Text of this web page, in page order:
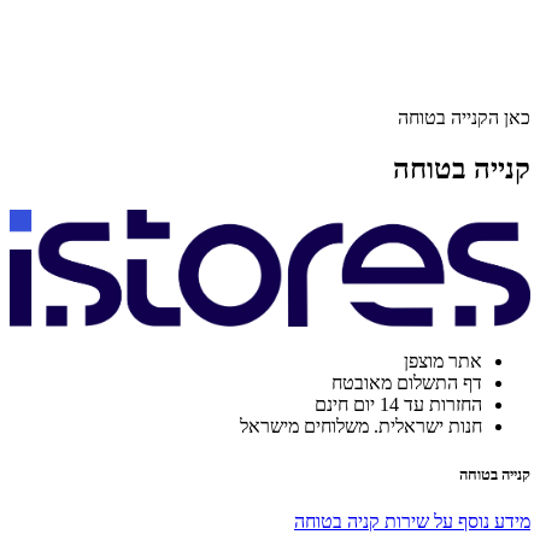
כאן הקנייה בטוחה
קנייה בטוחה
אתר מוצפן
דף התשלום מאובטח
החזרות עד 14 יום חינם
חנות ישראלית. משלוחים מישראל
קנייה בטוחה
מידע נוסף על שירות קניה בטוחה